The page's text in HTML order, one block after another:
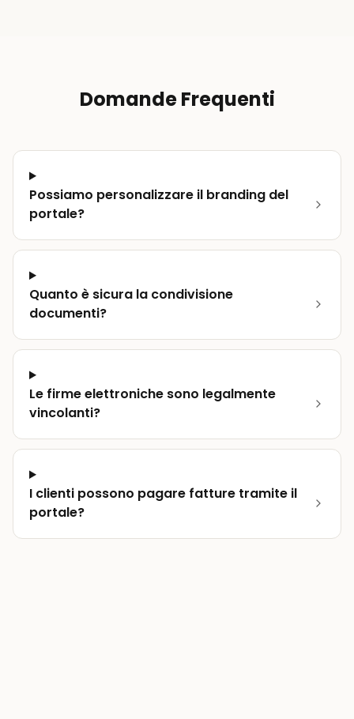
Domande Frequenti
Possiamo personalizzare il branding del
portale?
Quanto è sicura la condivisione
documenti?
Le firme elettroniche sono legalmente
vincolanti?
I clienti possono pagare fatture tramite il
portale?